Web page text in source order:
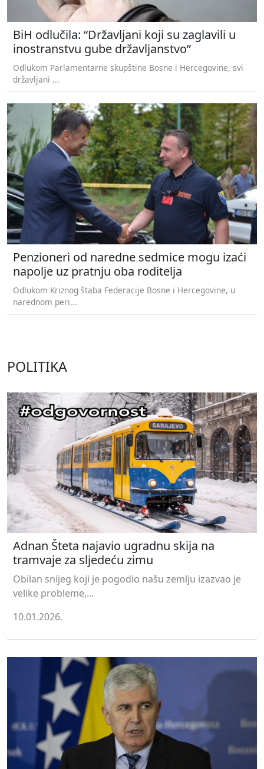
BiH odlučila: “Državljani koji su zaglavili u
inostranstvu gube državljanstvo”
Odlukom Parlamentarne skupštine Bosne i Hercegovine, svi
državljani ...
Penzioneri od naredne sedmice mogu izaći
napolje uz pratnju oba roditelja
Odlukom Kriznog štaba Federacije Bosne i Hercegovine, u
narednom peri...
POLITIKA
Adnan Šteta najavio ugradnu skija na
tramvaje za sljedeću zimu
Obilan snijeg koji je pogodio našu zemlju izazvao je
velike probleme,...
10.01.2026.